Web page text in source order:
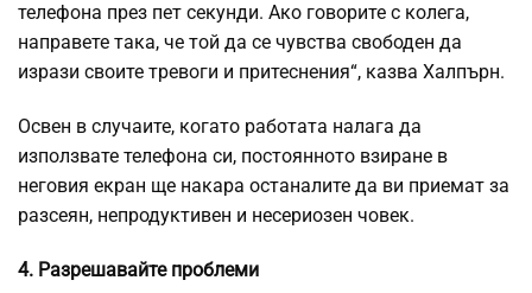
телефона през пет секунди. Ако говорите с колега,
направете така, че той да се чувства свободен да
изрази своите тревоги и притеснения“, казва Халпърн.
Освен в случаите, когато работата налага да
използвате телефона си, постоянното взиране в
неговия екран ще накара останалите да ви приемат за
разсеян, непродуктивен и несериозен човек.
4. Разрешавайте проблеми